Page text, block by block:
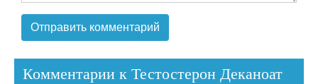
Комментарии к Тестостерон Деканоат